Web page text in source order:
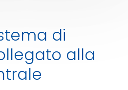
di
alla